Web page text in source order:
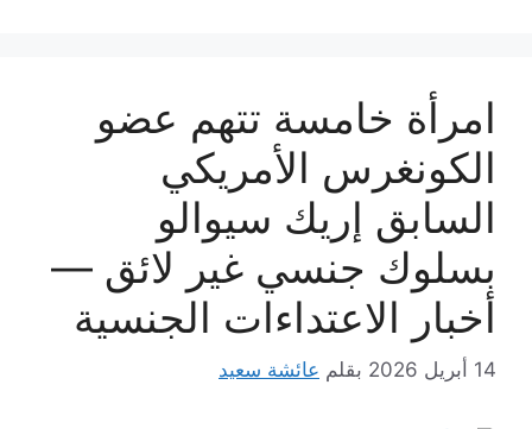
امرأة خامسة تتهم عضو
الكونغرس الأمريكي
السابق إريك سيوالو
بسلوك جنسي غير لائق —
أخبار الاعتداءات الجنسية
14 أبريل 2026 بقلم عائشة سعيد